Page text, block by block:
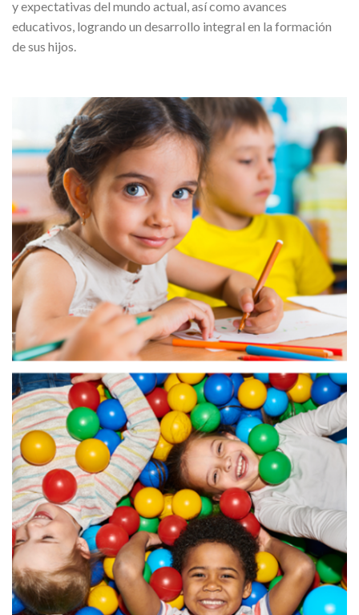
y expectativas del mundo actual, así como avances
educativos, logrando un desarrollo integral en la formación
de sus hijos.